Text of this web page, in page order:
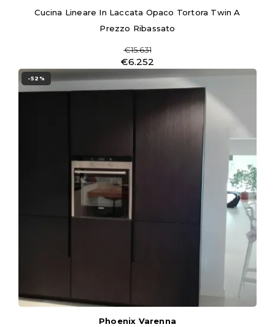
Cucina Lineare In Laccata Opaco Tortora Twin A
Prezzo Ribassato
€15.631
€6.252
-52%
Phoenix Varenna